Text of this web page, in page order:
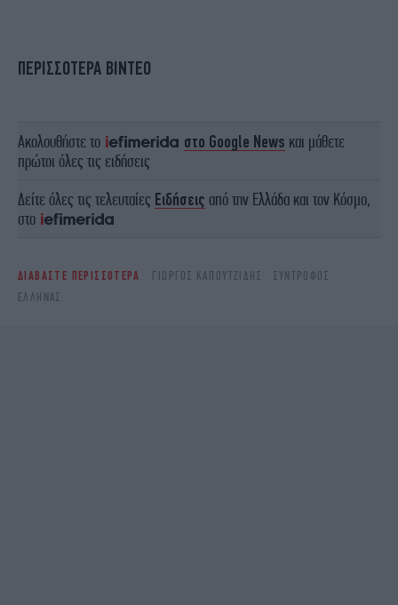
ΠΕΡΙΣΣΟΤΕΡΑ ΒΙΝΤΕΟ
Ακολουθήστε το στο Google News και μάθετε
πρώτοι όλες τις ειδήσεις
Δείτε όλες τις τελευταίες Ειδήσεις από την Ελλάδα και τον Κόσμο,
στο
ΔΙΑΒΑΣΤΕ ΠΕΡΙΣΣΟΤΕΡΑ ΓΙΏΡΓΟΣ ΚΑΠΟΥΤΖΊΔΗΣ
ΣΎΝΤΡΟΦΟΣ
ΈΛΛΗΝΑΣ